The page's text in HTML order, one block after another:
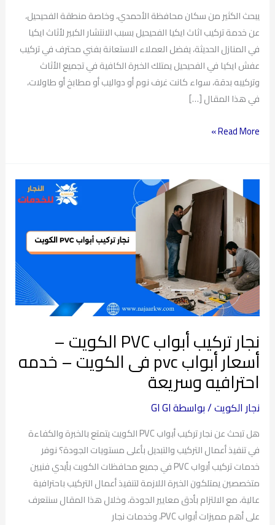
يبحث الكثير من سكان محافظة الأحمدي، وخاصة منطقة الفحيحيل،
عن خدمة تركيب اثاث ايكيا الفحيحيل بسبب الانتشار الكبير لأثاث ايكيا
في المنازل الحديثة، يفضل العملاء الاستعانة بفني محترف في تركيب
عفش ايكيا في الفحيحيل يمتلك الخبرة الكافية في تجميع الأثاث
وتركيبه بدقة، سواء كانت غرف نوم أو دواليب أو مطابخ أو طاولات،
في هذا المقال […]
Read More »
نجار تركيب أبواب PVC الكويت –
أسعار أبواب pvc فى الكويت – خدمه
احترافيه وسريعة
نجار الكويت/ بواسطةGI GI
هل تبحث عن نجار تركيب أبواب PVC الكويت يتمتع بالخبرة والكفاءة
في تنفيذ أعمال التركيب والتبديل بأعلى مستويات الجودة؟ نوفر
خدمات تركيب أبواب PVC في جميع محافظات الكويت بأيدي فنيين
متخصصين يمتلكون الخبرة اللازمة لتنفيذ أعمال التركيب باحترافية
عالية، مع الالتزام بأدق معايير الجودة، وخلال هذا المقال سنتعرف
على أهم مميزات أبواب PVC، وخدمات نجار
تركيب
أبواب
PVC
الكويت
–
أسعار
أبواب
pvc
فى
الكويت
–
خدمه
احترافيه
وسريعة